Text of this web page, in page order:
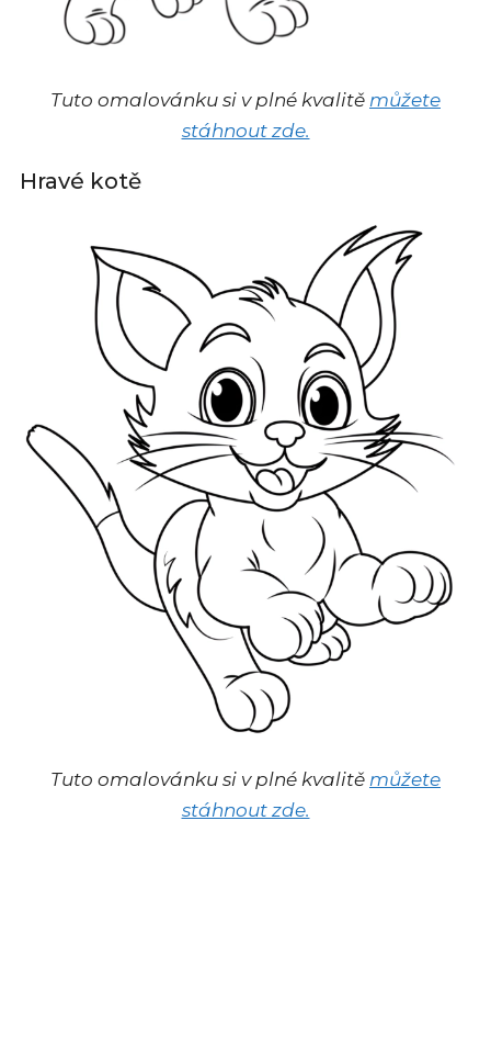
Tuto omalovánku si v plné kvalitě můžete
stáhnout zde.
Hravé kotě
Tuto omalovánku si v plné kvalitě můžete
stáhnout zde.